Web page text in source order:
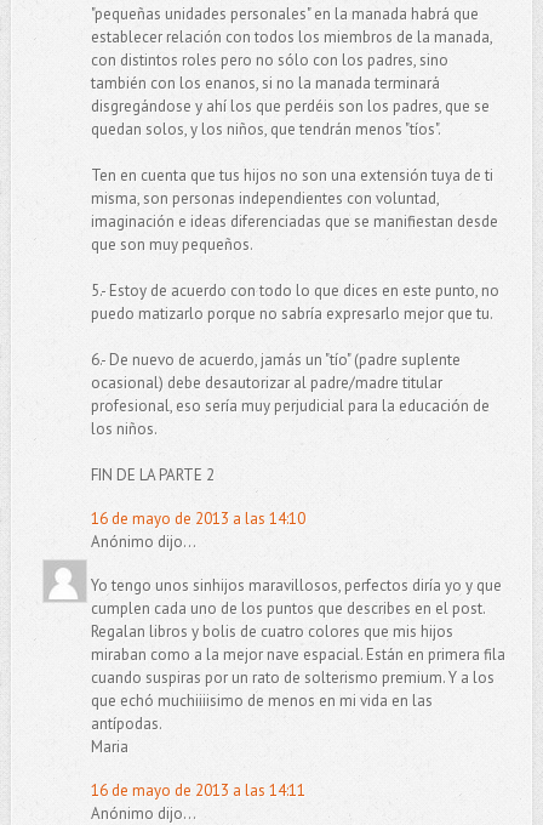
"pequeñas unidades personales" en la manada habrá que
establecer relación con todos los miembros de la manada,
con distintos roles pero no sólo con los padres, sino
también con los enanos, si no la manada terminará
disgregándose y ahí los que perdéis son los padres, que se
quedan solos, y los niños, que tendrán menos "tíos".
Ten en cuenta que tus hijos no son una extensión tuya de ti
misma, son personas independientes con voluntad,
imaginación e ideas diferenciadas que se manifiestan desde
que son muy pequeños.
5.- Estoy de acuerdo con todo lo que dices en este punto, no
puedo matizarlo porque no sabría expresarlo mejor que tu.
6.- De nuevo de acuerdo, jamás un "tío" (padre suplente
ocasional) debe desautorizar al padre/madre titular
profesional, eso sería muy perjudicial para la educación de
los niños.
FIN DE LA PARTE 2
16 de mayo de 2013 a las 14:10
Anónimo dijo...
Yo tengo unos sinhijos maravillosos, perfectos diría yo y que
cumplen cada uno de los puntos que describes en el post.
Regalan libros y bolis de cuatro colores que mis hijos
miraban como a la mejor nave espacial. Están en primera fila
cuando suspiras por un rato de solterismo premium. Y a los
que echó muchiiiisimo de menos en mi vida en las
antípodas.
Maria
16 de mayo de 2013 a las 14:11
Anónimo dijo...